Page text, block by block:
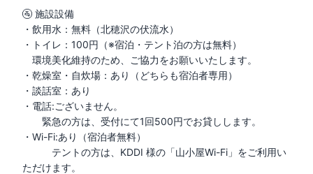
🚰 施設設備
・飲用水：無料（北穂沢の伏流水）
・トイレ：100円（※宿泊・テント泊の方は無料）
環境美化維持のため、ご協力をお願いいたします。
・乾燥室・自炊場：あり（どちらも宿泊者専用）
・談話室：あり
・電話:ございません。
緊急の方は、受付にて1回500円でお貸しします。
・Wi-Fi:あり（宿泊者無料）
テントの方は、KDDI 様の「山小屋Wi-Fi」をご利用い
ただけます。